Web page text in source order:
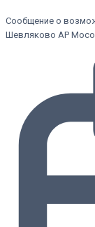
Сообщение о
Шевляково АР